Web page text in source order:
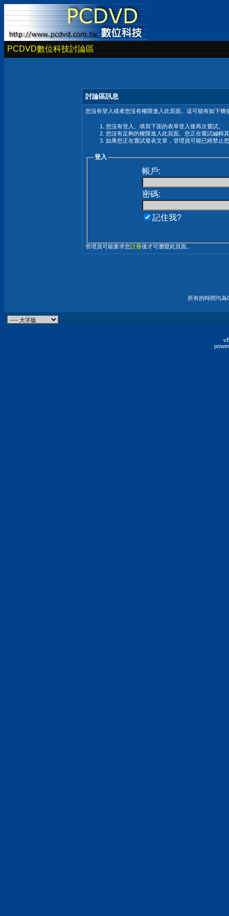
PCDVD數位科技討論區
討論區訊息
您沒有登入或者您沒有權限進入此頁面。這可能有如下幾
您沒有登入。填寫下面的表單登入後再次嘗試。
您沒有足夠的權限進入此頁面。您正在嘗試編輯
如果您正在嘗試發表文章，管理員可能已經禁止
登入
帳戶:
密碼:
記住我?
管理員可能要求您註冊後才可瀏覽此頁面。
所有的時間均為